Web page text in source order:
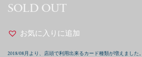
SOLD OUT
お気に入りに追加
2018/08月より、店頭で利用出来るカード種類が増えました。